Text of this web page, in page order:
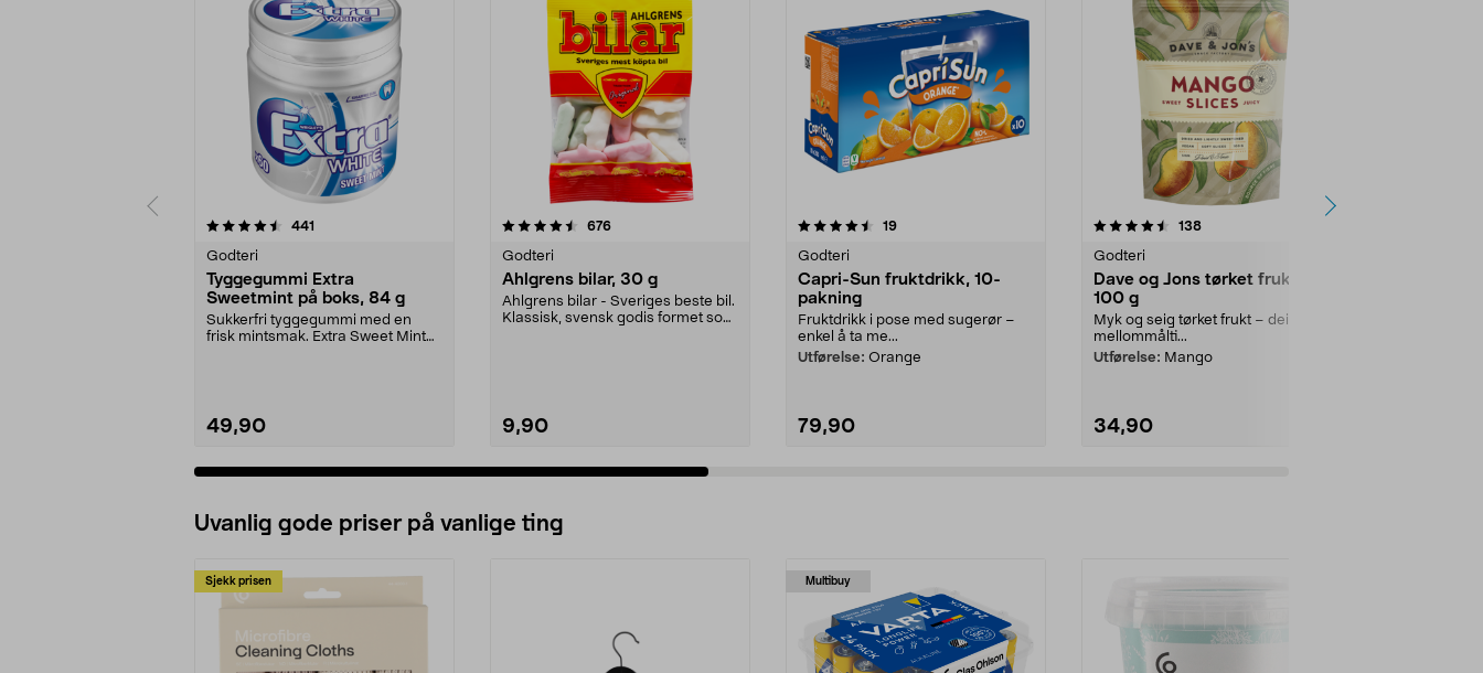
441
Godteri
Tyggegummi Extra
Sweetmint på boks, 84 g
Sukkerfri tyggegummi med en
frisk mintsmak. Extra Sweet Mint
49,90
4.5 av 5 stjerner 676anmeldelser
Godteri
Ahlgrens bilar, 30 g
Ahlgrens bilar - Sveriges beste bil.
Klassisk, svensk godis formet som
9,90
4.5 av 5 stjerner 19anmeldelser
Godteri
Capri-Sun fruktdrikk, 10-
pakning
Fruktdrikk i pose med sugerør –
enkel å ta me...
Utførelse: Orange
79,90
4.5 av 5 stjerner 138anmeldelser
Godteri
Dave og Jons tørket frukt,
100 g
Myk og seig tørket frukt – deilig
mellommålti...
Utførelse: Mango
34,90
4.5 av 5 stjerner
Uvanlig gode priser på vanlige ting
Sjekk prisen Multibuy